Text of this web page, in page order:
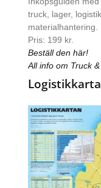
truck, lager,
materialhantering.
Pris: 199 kr.
Beställ den här!
All info om Truck